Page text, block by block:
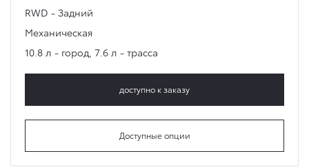
RWD - Задний
Механическая
10.8 л - город, 7.6 л - трасса
доступно к заказу
Доступные опции